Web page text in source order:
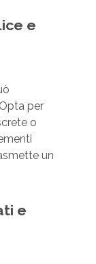
e
per
o
un
e